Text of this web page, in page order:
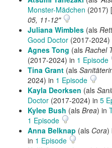
Monster-Mädchen (2017)
05, 11-12"
Juliana Wimbles (als
Good Doctor (2017-2024)
Agnes Tong (als Rachel
(2017-2024) in 1 Episode
Tina Grant (als
2024) in 1 Episode
Kayla Deorksen (als
Doctor (2017-2024) in 5
Kylee Bush (als Brea) in
1 Episode
Anna Belknap (als Cora)
in 1 Episode